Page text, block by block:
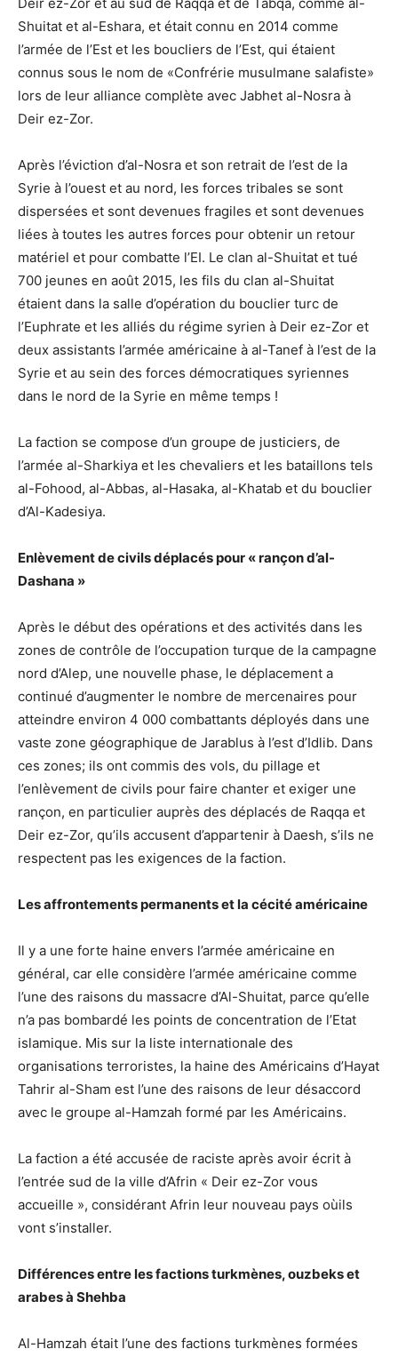
Shuitat et al-Eshara, et était connu en 2014 comme
l’armée de l’Est et les boucliers de l’Est, qui étaient
connus sous le nom de «Confrérie musulmane salafiste»
lors de leur alliance complète avec Jabhet al-Nosra à
Deir ez-Zor.
Après l’éviction d’al-Nosra et son retrait de l’est de la
Syrie à l’ouest et au nord, les forces tribales se sont
dispersées et sont devenues fragiles et sont devenues
liées à toutes les autres forces pour obtenir un retour
matériel et pour combatte l’EI. Le clan al-Shuitat et tué
700 jeunes en août 2015, les fils du clan al-Shuitat
étaient dans la salle d’opération du bouclier turc de
l’Euphrate et les alliés du régime syrien à Deir ez-Zor et
deux assistants l’armée américaine à al-Tanef à l’est de la
Syrie et au sein des forces démocratiques syriennes
dans le nord de la Syrie en même temps !
La faction se compose d’un groupe de justiciers, de
l’armée al-Sharkiya et les chevaliers et les bataillons tels
al-Fohood, al-Abbas, al-Hasaka, al-Khatab et du bouclier
d’Al-Kadesiya.
Enlèvement de civils déplacés pour « rançon d’al-
Dashana »
Après le début des opérations et des activités dans les
zones de contrôle de l’occupation turque de la campagne
nord d’Alep, une nouvelle phase, le déplacement a
continué d’augmenter le nombre de mercenaires pour
atteindre environ 4 000 combattants déployés dans une
vaste zone géographique de Jarablus à l’est d’Idlib. Dans
ces zones; ils ont commis des vols, du pillage et
l’enlèvement de civils pour faire chanter et exiger une
rançon, en particulier auprès des déplacés de Raqqa et
Deir ez-Zor, qu’ils accusent d’appartenir à Daesh, s’ils ne
respectent pas les exigences de la faction.
Les affrontements permanents et la cécité américaine
Il y a une forte haine envers l’armée américaine en
général, car elle considère l’armée américaine comme
l’une des raisons du massacre d’Al-Shuitat, parce qu’elle
n’a pas bombardé les points de concentration de l’Etat
islamique. Mis sur la liste internationale des
organisations terroristes, la haine des Américains d’Hayat
Tahrir al-Sham est l’une des raisons de leur désaccord
avec le groupe al-Hamzah formé par les Américains.
La faction a été accusée de raciste après avoir écrit à
l’entrée sud de la ville d’Afrin « Deir ez-Zor vous
accueille », considérant Afrin leur nouveau pays oùils
vont s’installer.
Différences entre les factions turkmènes, ouzbeks et
arabes à Shehba
Al-Hamzah était l’une des factions turkmènes formées